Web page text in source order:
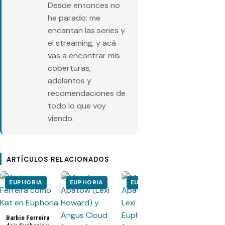
Desde entonces no
he parado: me
encantan las series y
el streaming, y acá
vas a encontrar mis
coberturas,
adelantos y
recomendaciones de
todo lo que voy
viendo.
ARTÍCULOS RELACIONADOS
EUPHORIA
Barbie Ferreira
EUPHORIA EUPHORIA